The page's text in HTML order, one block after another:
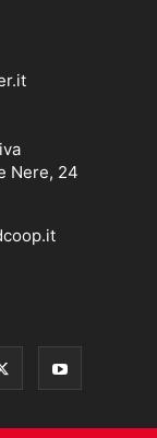
Nere, 24